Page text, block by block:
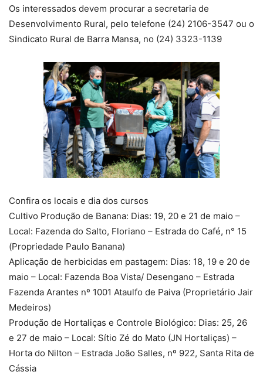
Os interessados devem procurar a secretaria de
Desenvolvimento Rural, pelo telefone (24) 2106-3547 ou o
Sindicato Rural de Barra Mansa, no (24) 3323-1139
Confira os locais e dia dos cursos
Cultivo Produção de Banana: Dias: 19, 20 e 21 de maio –
Local: Fazenda do Salto, Floriano – Estrada do Café, n° 15
(Propriedade Paulo Banana)
Aplicação de herbicidas em pastagem: Dias: 18, 19 e 20 de
maio – Local: Fazenda Boa Vista/ Desengano – Estrada
Fazenda Arantes nº 1001 Ataulfo de Paiva (Proprietário Jair
Medeiros)
Produção de Hortaliças e Controle Biológico: Dias: 25, 26
e 27 de maio – Local: Sítio Zé do Mato (JN Hortaliças) –
Horta do Nilton – Estrada João Salles, nº 922, Santa Rita de
Cássia